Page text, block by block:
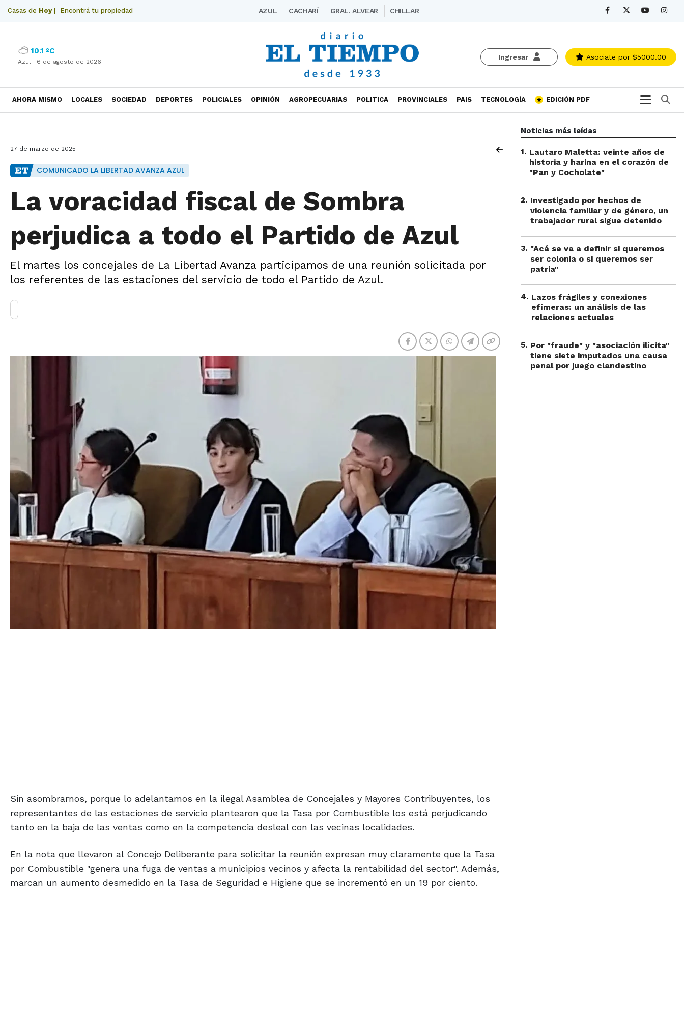
Casas de Hoy| Encontrá tu propiedad AZUL CACHARÍ GRAL. ALVEAR CHILLAR
Ingresar Asociate por $5000.00
10.1 ºC
Azul | 6 de agosto de 2026
AHORA MISMO LOCALES SOCIEDAD DEPORTES POLICIALES OPINIÓN AGROPECUARIAS POLITICA PROVINCIALES PAIS TECNOLOGÍA EDICIÓN PDF
27 de marzo de 2025
COMUNICADO LA LIBERTAD AVANZA AZUL
La voracidad fiscal de Sombra
perjudica a todo el Partido de Azul
El martes los concejales de La Libertad Avanza participamos de una reunión solicitada por
los referentes de las estaciones del servicio de todo el Partido de Azul.
Sin asombrarnos, porque lo adelantamos en la ilegal Asamblea de Concejales y Mayores Contribuyentes, los
representantes de las estaciones de servicio plantearon que la Tasa por Combustible los está perjudicando
tanto en la baja de las ventas como en la competencia desleal con las vecinas localidades.
En la nota que llevaron al Concejo Deliberante para solicitar la reunión expresan muy claramente que la Tasa
por Combustible "genera una fuga de ventas a municipios vecinos y afecta la rentabilidad del sector". Además,
marcan un aumento desmedido en la Tasa de Seguridad e Higiene que se incrementó en un 19 por ciento.
Noticias más leídas
1. Lautaro Maletta: veinte años de
historia y harina en el corazón de
"Pan y Cocholate"
2. Investigado por hechos de
violencia familiar y de género, un
trabajador rural sigue detenido
3. "Acá se va a definir si queremos
ser colonia o si queremos ser
patria"
4. Lazos frágiles y conexiones
efímeras: un análisis de las
relaciones actuales
5. Por "fraude" y "asociación ilícita"
tiene siete imputados una causa
penal por juego clandestino